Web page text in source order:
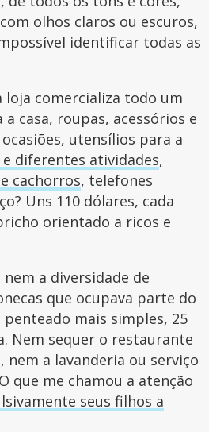
olhos claros ou escuros,
identificar todas as
loja comercializa todo um
casa, roupas, acessórios e
utensílios para a
diferentes atividades,
cachorros, telefones
Uns 110 dólares, cada
orientado a ricos e
a diversidade de
que ocupava parte do
mais simples, 25
Nem sequer o restaurante
nem a lavanderia ou serviço
que me chamou a atenção
seus filhos a